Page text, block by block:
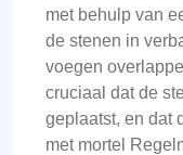
met behulp van
de stenen in
voegen
cruciaal dat de
geplaatst, en dat
met mortel